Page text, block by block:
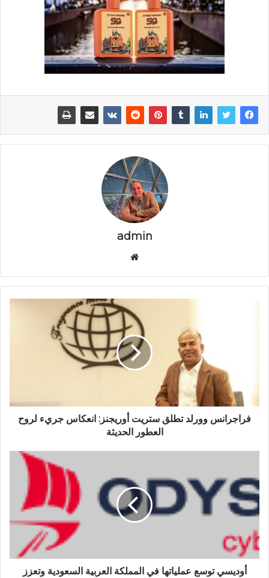
admin
فراجرانس وورلد تطلق ستريت أوريجنز: انعكاس جريء لروح
العطور الحديثة
أوديسي توسع عملياتها في المملكة العربية السعودية وتعزز